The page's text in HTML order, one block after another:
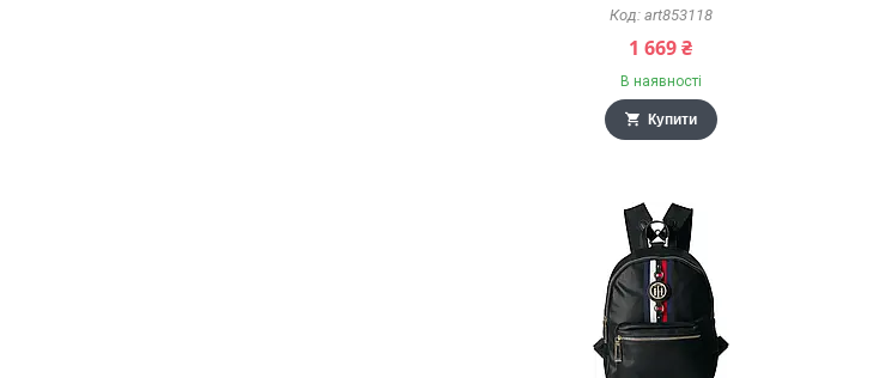
art853118
1 669 ₴
В наявності
Купити